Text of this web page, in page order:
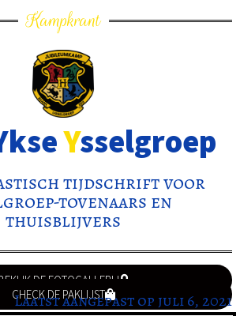
Kampkrant
Ysselgroep
tijdschrift voor
tovenaars en
thuisblijvers
DE FOTOGALLERIJ
CHECK DE PAKLIJST
Laatst aangepast op juli 6, 2021